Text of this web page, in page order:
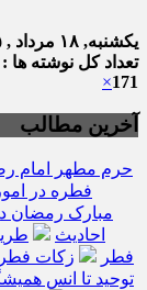
یکشنبه, ۱۸ مرداد , ۱۴۰۵
تعداد کل نوشته ها : 4323
171
×
آخرین مطالب
حرم مطهر امام
فطره در
مبارک رمضان
احادیث
فطر
زکات
توحید تا انس